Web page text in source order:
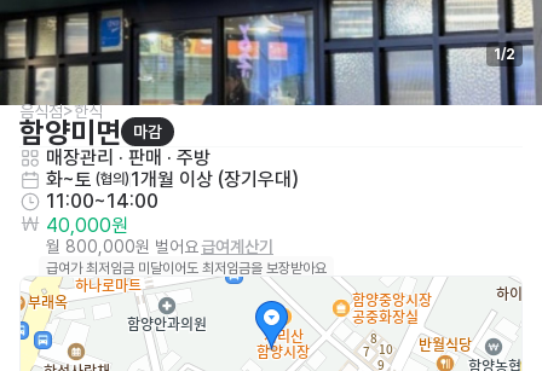
1/2
음식점>한식
함양미면 마감
매장관리 · 판매 · 주방
화~토 (협의) 1개월 이상 (장기우대)
11:00~14:00
40,000원
월 800,000원 벌어요급여계산기
급여가 최저임금 미달이어도 최저임금을 보장받아요